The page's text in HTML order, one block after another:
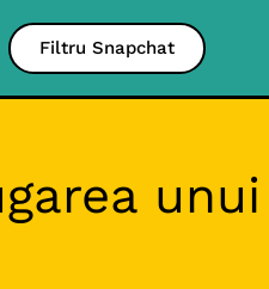
Filtru Snapchat